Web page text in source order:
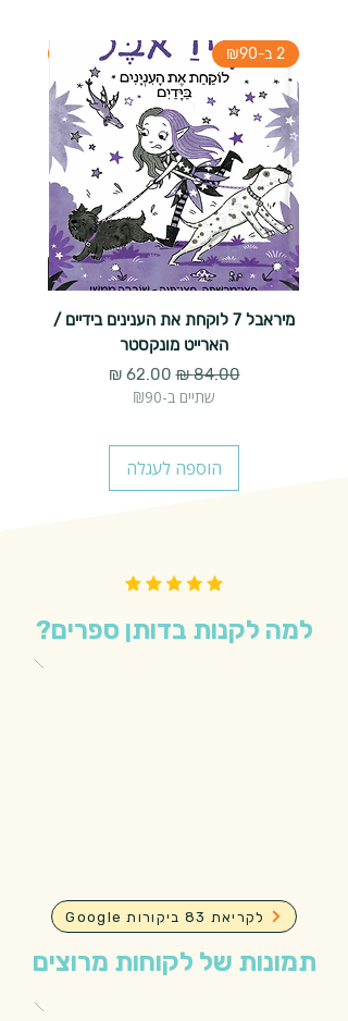
2 ב-₪90
מיראבל 7 לוקחת את הענינים בידיים /
הארייט מונקסטר
מחיר רגיל‏84.00 ‏₪ מחיר מבצע
שתיים ב-₪90
הוספה לעגלה
למה לקנות בדותן ספרים?
Google לקריאת 83 ביקורות
תמונות של לקוחות מרוצים